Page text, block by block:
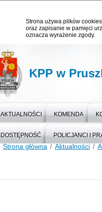
Strona używa plików
oraz zapisanie w pamięci
oznacza wyrażenie zgody.
KPP w
AKTUALNOŚCI KOMENDA
DOSTĘPNOŚĆ POLICJANCI I
Strona główna Aktualności